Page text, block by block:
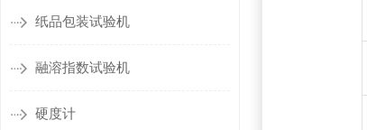
纸品包装试验机
融溶指数试验机
硬度计